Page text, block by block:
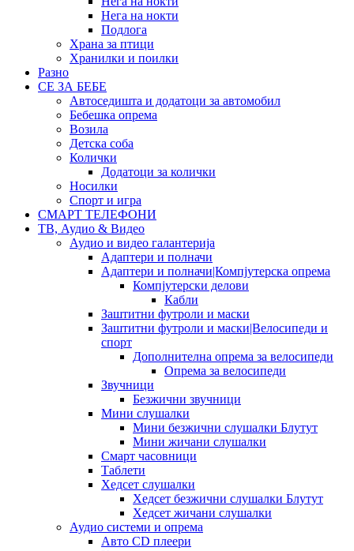
Нега на нокти
Подлога
Храна за птици
Хранилки и поилки
Разно
СЕ ЗА БЕБЕ
Автоседишта и додатоци за автомобил
Бебешка опрема
Возила
Детска соба
Колички
Додатоци за колички
Носилки
Спорт и игра
СМАРТ ТЕЛЕФОНИ
ТВ, Аудио & Видео
Аудио и видео галантерија
Адаптери и полначи
Адаптери и полначи|Компјутерска опрема
Компјутерски делови
Кабли
Заштитни футроли и маски
Заштитни футроли и маски|Велосипеди и
спорт
Дополнителна опрема за велосипеди
Опрема за велосипеди
Звучници
Безжични звучници
Мини слушалки
Мини безжични слушалки Блутут
Мини жичани слушалки
Смарт часовници
Таблети
Хедсет слушалки
Хедсет безжични слушалки Блутут
Хедсет жичани слушалки
Аудио системи и опрема
Авто CD плеери